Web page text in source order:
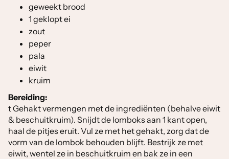
geweekt brood
1 geklopt ei
zout
peper
pala
eiwit
kruim
Bereiding:
t Gehakt vermengen met de ingrediënten (behalve eiwit
& beschuitkruim). Snijdt de lomboks aan 1 kant open,
haal de pitjes eruit. Vul ze met het gehakt, zorg dat de
vorm van de lombok behouden blijft. Bestrijk ze met
eiwit, wentel ze in beschuitkruim en bak ze in een